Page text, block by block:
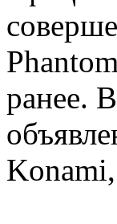
ранее.